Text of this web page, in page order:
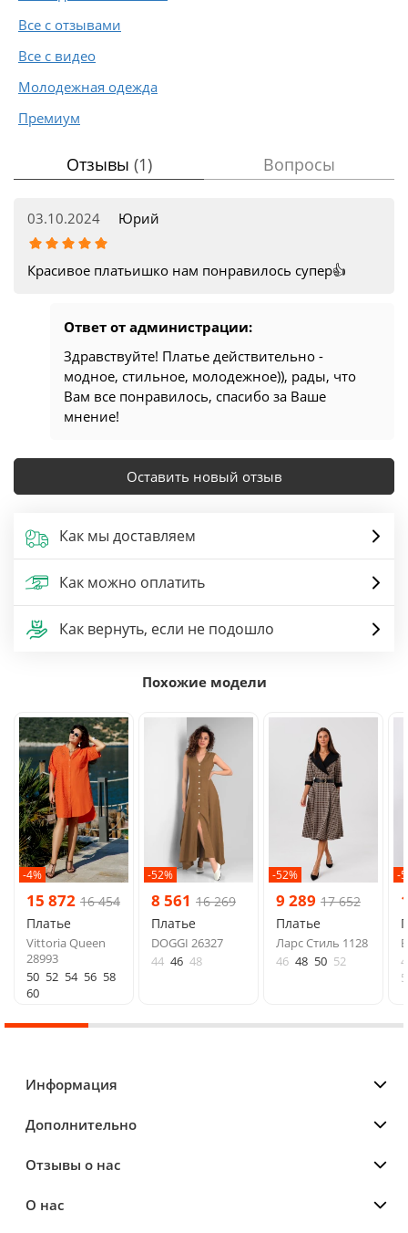
Все с отзывами
Все с видео
Молодежная одежда
Премиум
Отзывы (1) Вопросы
03.10.2024 Юрий
Красивое платьишко нам понравилось супер👍
Ответ от администрации:
Здравствуйте! Платье действительно -
модное, стильное, молодежное)), рады, что
Вам все понравилось, спасибо за Ваше
мнение!
Оставить новый отзыв
Как мы доставляем
Как можно оплатить
Как вернуть, если не подошло
Похожие модели
-4%
15 872 16 454
Платье
Vittoria Queen
28993
50 52 54 56 58
60
-52%
8 561 16 269
Платье
DOGGI 26327
44 46 48
-52%
9 289 17 652
Платье
Ларс Стиль 1128
46 48 50 52
-
Информация
Дополнительно
Отзывы о нас
О нас